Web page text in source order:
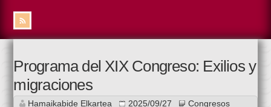
Programa del XIX Congreso: Exilios y
migraciones
Hamaikabide Elkartea 2025/09/27 Congresos